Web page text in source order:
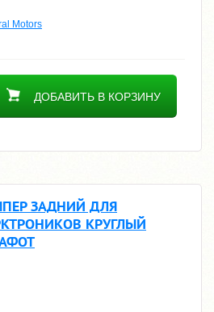
Motors
ДОБАВИТЬ В КОРЗИНУ
ЗАДНИЙ ДЛЯ
КРУГЛЫЙ